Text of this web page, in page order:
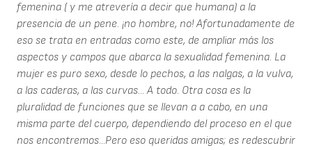
femenina ( y me atrevería a decir que humana) a la
presencia de un pene. ¡no hombre, no! Afortunadamente de
eso se trata en entradas como este, de ampliar más los
aspectos y campos que abarca la sexualidad femenina. La
mujer es puro sexo, desde lo pechos, a las nalgas, a la vulva,
a las caderas, a las curvas... A todo. Otra cosa es la
pluralidad de funciones que se llevan a a cabo, en una
misma parte del cuerpo, dependiendo del proceso en el que
nos encontremos...Pero eso queridas amigas; es redescubrir